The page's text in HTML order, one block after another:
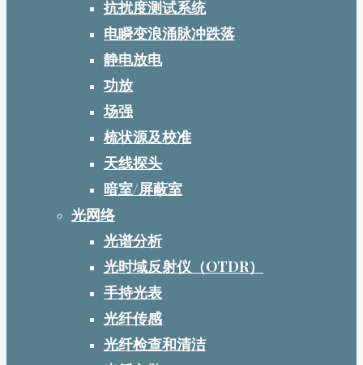
抗扰度测试系统
电瞬变浪涌脉冲跌落
静电放电
功放
场强
梳状源及校准
天线探头
暗室/屏蔽室
光网络
光谱分析
光时域反射仪（OTDR）
手持光表
光纤传感
光纤检查和清洁